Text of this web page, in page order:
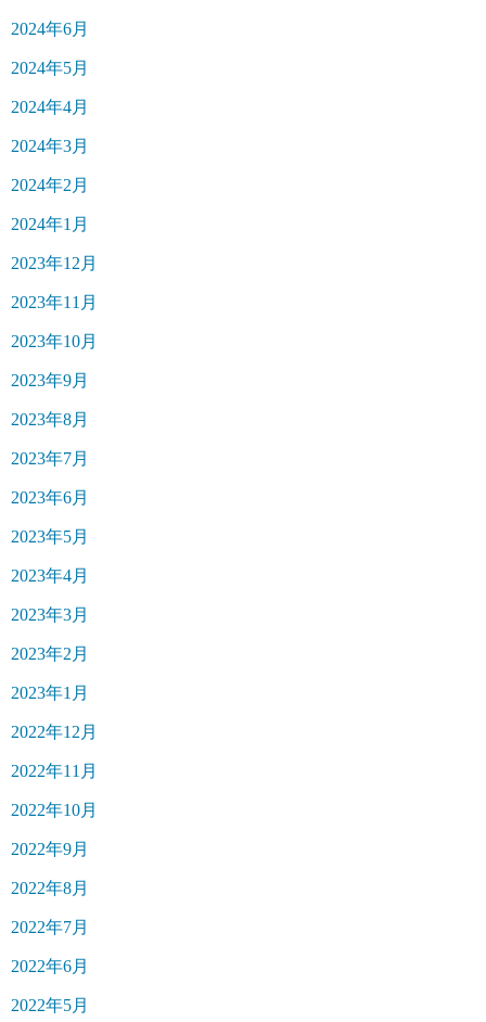
2024年6月
2024年5月
2024年4月
2024年3月
2024年2月
2024年1月
2023年12月
2023年11月
2023年10月
2023年9月
2023年8月
2023年7月
2023年6月
2023年5月
2023年4月
2023年3月
2023年2月
2023年1月
2022年12月
2022年11月
2022年10月
2022年9月
2022年8月
2022年7月
2022年6月
2022年5月